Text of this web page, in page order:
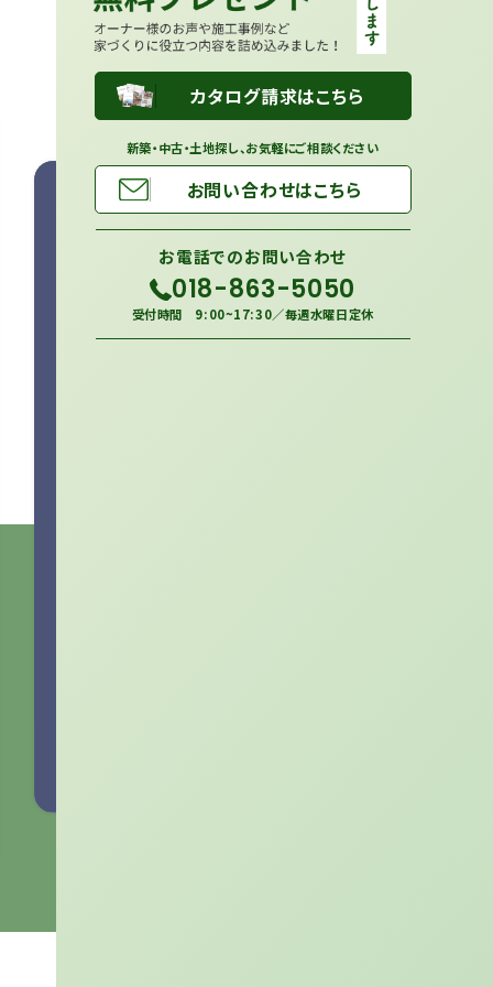
カタログ請求はこちら
新築・中古・土地探し、お気軽にご相談ください
お問い合わせはこちら
お電話でのお問い合わせ
018-863-5050
受付時間 9:00~17:30／毎週水曜日定休